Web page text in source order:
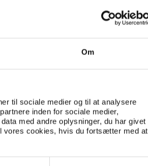
Om
til sociale medier og til at analysere
inden for sociale medier,
med andre oplysninger, du har givet
vores cookies, hvis du fortsætter med at